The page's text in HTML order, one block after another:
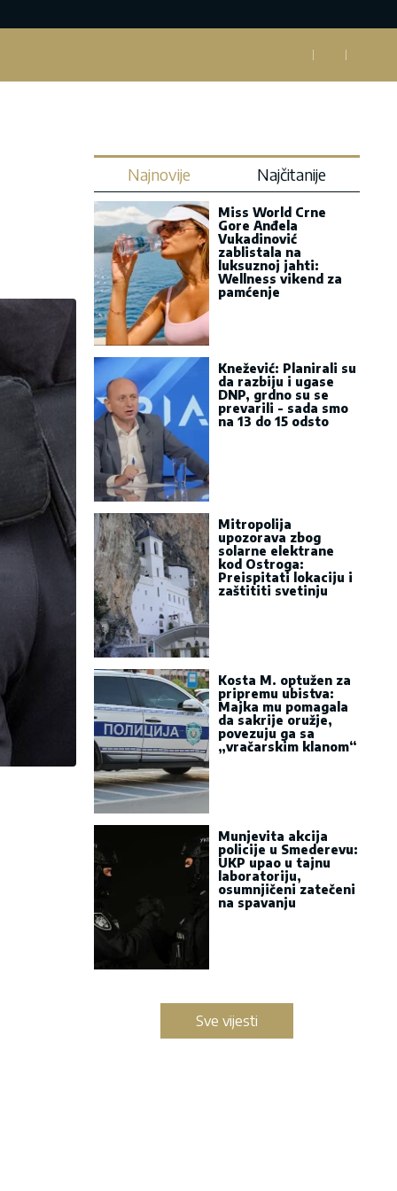
Najnovije Najčitanije
Miss World Crne
Gore Anđela
Vukadinović
zablistala na
luksuznoj jahti:
Wellness vikend za
pamćenje
Knežević: Planirali su
da razbiju i ugase
DNP, grdno su se
prevarili - sada smo
na 13 do 15 odsto
Mitropolija
upozorava zbog
solarne elektrane
kod Ostroga:
Preispitati lokaciju i
zaštititi svetinju
Kosta M. optužen za
pripremu ubistva:
Majka mu pomagala
da sakrije oružje,
povezuju ga sa
„vračarskim klanom“
Munjevita akcija
policije u Smederevu:
UKP upao u tajnu
laboratoriju,
osumnjičeni zatečeni
na spavanju
Sve vijesti